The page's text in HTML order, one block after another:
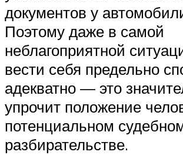
документов у
Поэтому даже в самой
неблагоприятной
вести себя предельно
адекватно — это
упрочит положение
потенциальном
разбирательстве.